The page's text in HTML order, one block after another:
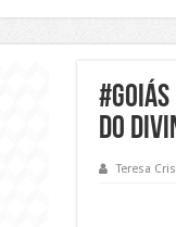
do
Teresa